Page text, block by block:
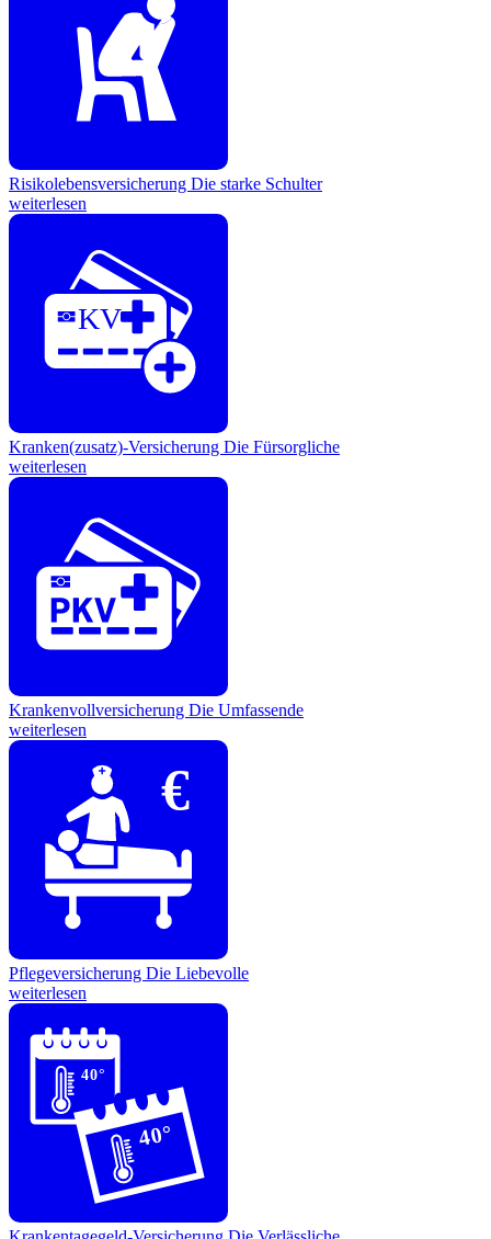
Risikolebensversicherung Die starke Schulter
weiterlesen
KV
Kranken(zusatz)-Versicherung Die Fürsorgliche
weiterlesen
Krankenvollversicherung Die Umfassende
weiterlesen
€
Pflegeversicherung Die Liebevolle
weiterlesen
40°
40°